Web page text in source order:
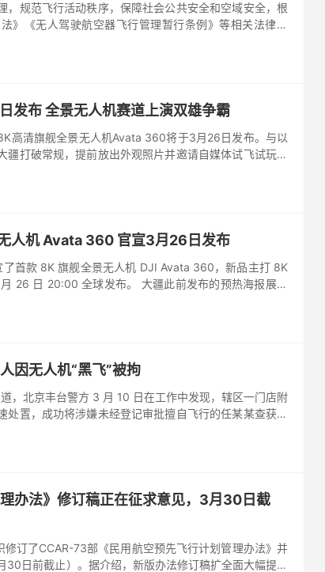
，规范飞行活动秩序，保障社会公共安全和空域安全，根
》《无人驾驶航空器飞行管理暂行条例》等相关法律法
发布 全景无人机赛道上演双雄争霸
高清旗舰全景无人机Avata 360将于3月26日发布。与以
疆打破常规，提前放出外观照片并邀请自媒体试飞试玩，
人机 Avata 360 官宣3月26日发布
首款 8K 旗舰全景无人机 DJI Avata 360，新品主打 8K
26 日 20:00 全球发布。 大疆此前发布的预热海报展示
因无人机“黑飞”被拘
，北京丰台警方 3 月 10 日在工作中发现，辖区一门店附
处置，成功将涉嫌未经登记审批擅自飞行的任某某查获。
办法》修订稿正在征求意见，3月30日截
订了CCAR-73部《民用航空预先飞行计划管理办法》并
日前截止）。据介绍，新版办法修订稿扩全面大幅提升